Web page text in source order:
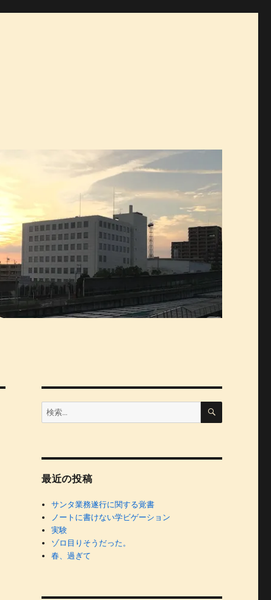
検
索:
検
最近の投稿
サンタ業務遂行に関する覚書
ノートに書けない学ビゲーション
実験
ゾロ目りそうだった。
春、過ぎて